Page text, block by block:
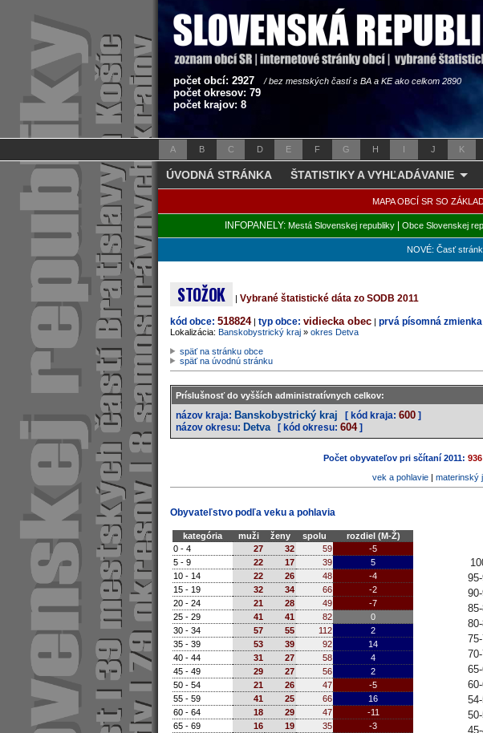
počet obcí: 2927 / bez mestských častí s BA a KE ako celkom 2890
počet okresov: 79
počet krajov: 8
A B C D E F G H I J K
ÚVODNÁ STRÁNKA ŠTATISTIKY A VYHĽADÁVANIE
MAPA OBCÍ SR SO
INFOPANELY: Mestá Slovenskej republiky| Obce Slovenskej
NOVÉ: Časť
STOŽOK | Vybrané štatistické dáta zo SODB 2011
kód obce: 518824| typ obce: vidiecka obec | prvá písomná
Lokalizácia: Banskobystrický kraj » okres Detva
späť na stránku obce
späť na úvodnú stránku
Príslušnosť do vyšších administratívnych celkov:
názov kraja: Banskobystrický kraj [ kód kraja: 600 ]
názov okresu: Detva [ kód okresu: 604]
Počet obyvateľov pri sčítaní 2011: 936
vek a pohlavie| materinský
Obyvateľstvo podľa veku a pohlavia
kategória muži ženy spolu
rozdiel (M-Ž)
0 - 4
27 32 59
-5
5 - 9
22 17 39
5
10 - 14
22 26 48
-4
15 - 19
32 34 66
-2
20 - 24
21 28 49
-7
25 - 29
41 41 82
0
30 - 34
57 55 112
2
35 - 39
53 39 92
14
40 - 44
31 27 58
4
45 - 49
29 27 56
2
50 - 54
21 26 47
-5
55 - 59
41 25 66
16
60 - 64
18 29 47
-11
65 - 69
16 19 35
-3